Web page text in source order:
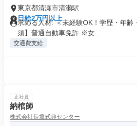
東京都清瀬市清瀬駅
日給2万円以上
求める人材: ＜未経験OK！学歴・年齢
須】普通自動車免許 ※女...
交通費支給
正社員
納棺師
株式会社長坂式典センター